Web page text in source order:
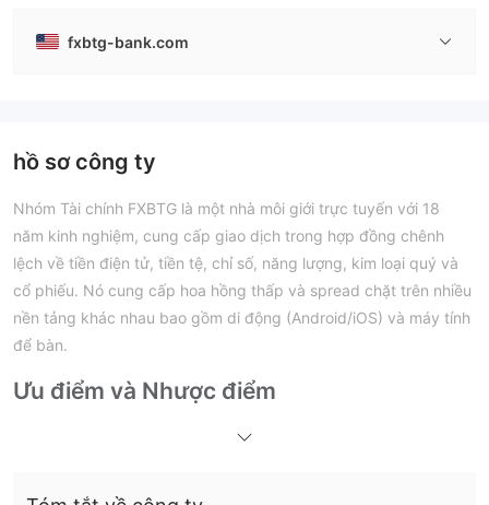
fxbtg-bank.com
hồ sơ công ty
Nhóm Tài chính FXBTG là một nhà môi giới trực tuyến với 18
năm kinh nghiệm, cung cấp giao dịch trong hợp đồng chênh
lệch về tiền điện tử, tiền tệ, chỉ số, năng lượng, kim loại quý và
cổ phiếu. Nó cung cấp hoa hồng thấp và spread chặt trên nhiều
nền tảng khác nhau bao gồm di động (Android/iOS) và máy tính
để bàn.
Ưu điểm và Nhược điểm
FXBTG Có Uy tín không?
Zealand (FMA) dưới số giấy phép 9429030613140 như một nhà